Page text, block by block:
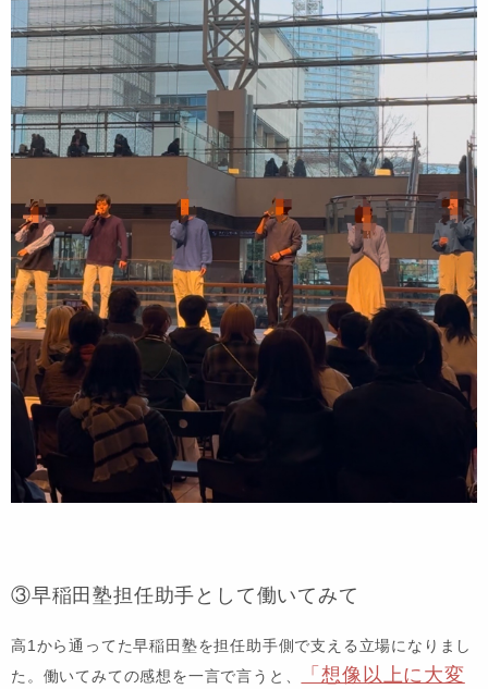
③早稲田塾担任助手として働いてみて
高1から通ってた早稲田塾を担任助手側で支える立場になりまし
た。働いてみての感想を一言で言うと、
「想像以上に大変